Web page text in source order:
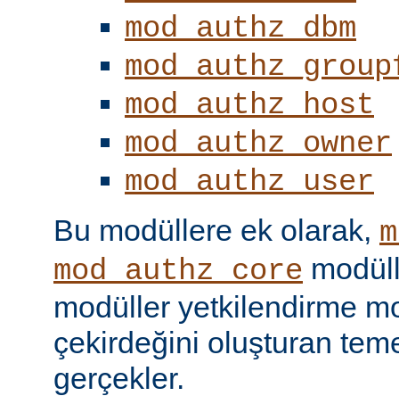
mod_authz_dbm
mod_authz_host
mod_authz_owner
mod_authz_user
Bu modüllere ek olarak,
mod_authz_core
modüller yetkilendirme
çekirdeğini oluşturan
gerçekler.